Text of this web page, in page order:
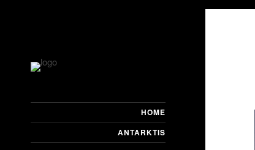
HOME
ANTARKTIS